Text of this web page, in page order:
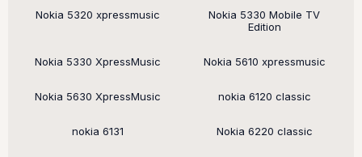
Nokia 5320 xpressmusic
Nokia 5330 Mobile TV
Edition
Nokia 5330 XpressMusic Nokia 5610 xpressmusic
Nokia 5630 XpressMusic nokia 6120 classic
nokia 6131 Nokia 6220 classic